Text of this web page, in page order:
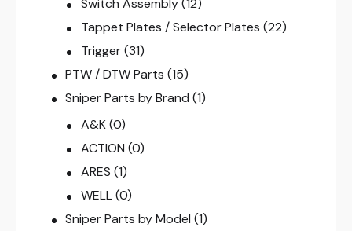
Switch Assembly (12)
Tappet Plates / Selector Plates (22)
Trigger (31)
PTW / DTW Parts (15)
Sniper Parts by Brand (1)
A&K (0)
ACTION (0)
ARES (1)
WELL (0)
Sniper Parts by Model (1)